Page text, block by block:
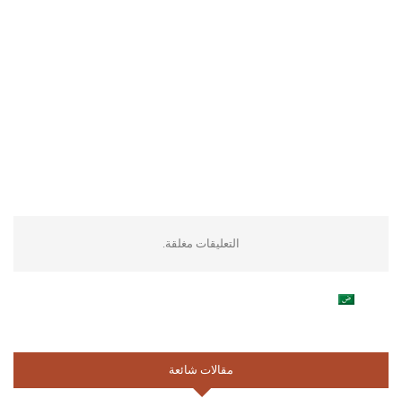
التعليقات مغلقة.
مقالات شائعة